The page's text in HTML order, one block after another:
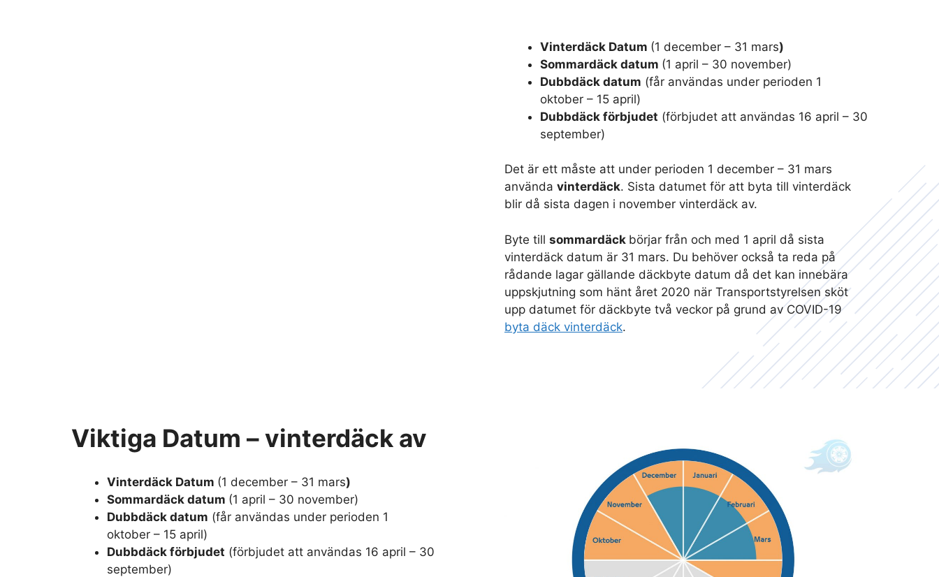
Vinterdäck Datum (1 december – 31 mars)
Sommardäck datum (1 april – 30 november)
Dubbdäck datum (får användas under perioden 1
oktober – 15 april)
Dubbdäck förbjudet (förbjudet att användas 16 april – 30
september)
Det är ett måste att under perioden 1 december – 31 mars
använda vinterdäck. Sista datumet för att byta till vinterdäck
blir då sista dagen i november vinterdäck av.
Byte till sommardäck börjar från och med 1 april då sista
vinterdäck datum är 31 mars. Du behöver också ta reda på
rådande lagar gällande däckbyte datum då det kan innebära
uppskjutning som hänt året 2020 när Transportstyrelsen sköt
upp datumet för däckbyte två veckor på grund av COVID-19
byta däck vinterdäck.
Viktiga Datum – vinterdäck av
Vinterdäck Datum (1 december – 31 mars)
Sommardäck datum (1 april – 30 november)
Dubbdäck datum (får användas under perioden 1
oktober – 15 april)
Dubbdäck förbjudet (förbjudet att användas 16 april – 30
september)